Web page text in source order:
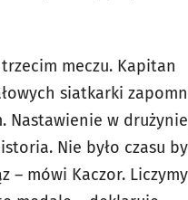
meczu. Kapitan
siatkarki
Nastawienie w
Nie było czasu by
– mówi Kaczor. Liczymy